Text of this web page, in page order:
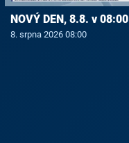
NOVÝ DEN, 8.8. v 08:00
8. srpna 2026 08:00